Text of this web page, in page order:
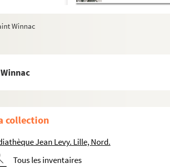
Winnac
collection
Jean Levy. Lille, Nord.
Tous les inventaires
Mater de Villasimplis Hispana